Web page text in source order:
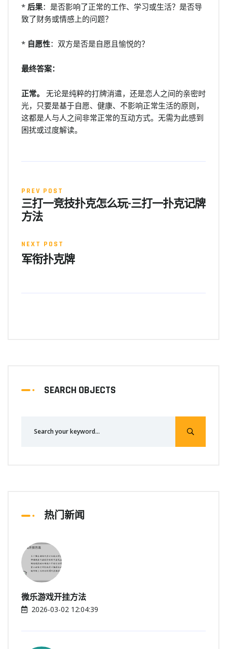
* 后果：是否影响了正常的工作、学习或生活？是否导
致了财务或情感上的问题？
* 自愿性：双方是否是自愿且愉悦的？
最终答案：
正常。
无论是纯粹的打牌消遣，还是恋人之间的亲密时
光，只要是基于自愿、健康、不影响正常生活的原则，
这都是人与人之间非常正常的互动方式。无需为此感到
困扰或过度解读。
PREV POST
三打一竞技扑克怎么玩-三打一扑克记牌
方法
NEXT POST
军衔扑克牌
SEARCH OBJECTS
热门新闻
微乐游戏开挂方法
2026-03-02 12:04:39